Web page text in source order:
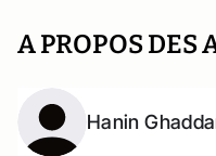
A PROPOS DES
Hanin